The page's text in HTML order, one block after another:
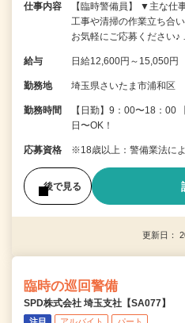
仕事内容
【臨時警備員】 ▼主な仕
工事や清掃の作業立ち合
お気軽にご応募ください♪
給与 日給12,600円～15,050円
勤務地 埼玉県さいたま市浦和区
勤務時間
【日勤】9：00〜18：00
日〜OK！
応募資格 ※18歳以上：警備業法に
後で見る
更新日：
臨時の巡回警備
SPD株式会社 埼玉支社【SA077】